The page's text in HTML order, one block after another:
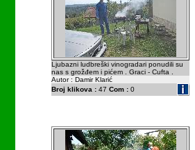
Ljubazni ludbreški vinogradari ponudili su
nas s grožđem i pićem . Graci - Cufta .
Autor : Damir Klarić
Broj klikova : 47 Com : 0